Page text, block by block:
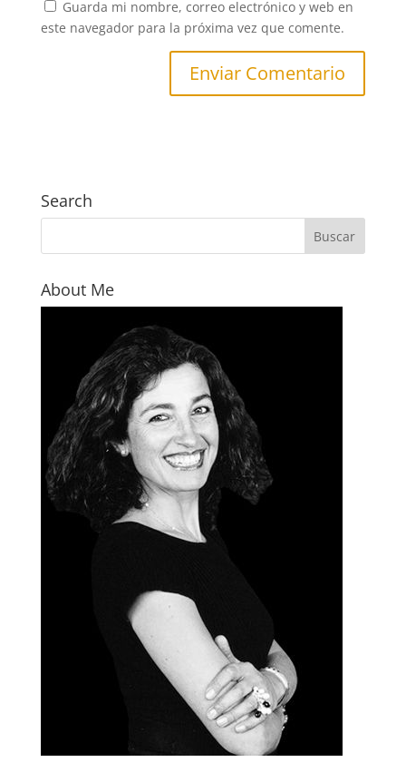
Guarda mi nombre, correo electrónico y web en
este navegador para la próxima vez que comente.
Search
About Me